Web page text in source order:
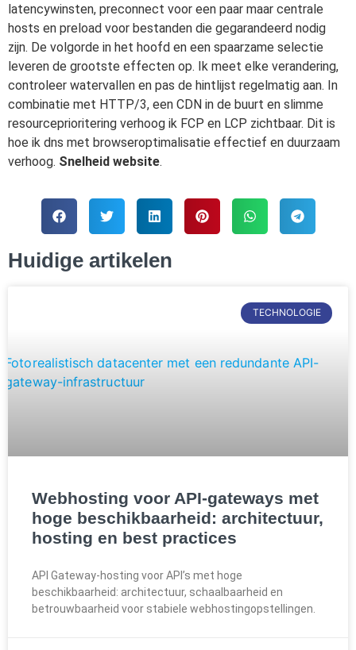
latencywinsten, preconnect voor een paar maar centrale
hosts en preload voor bestanden die gegarandeerd nodig
zijn. De volgorde in het hoofd en een spaarzame selectie
leveren de grootste effecten op. Ik meet elke verandering,
controleer watervallen en pas de hintlijst regelmatig aan. In
combinatie met HTTP/3, een CDN in de buurt en slimme
resourceprioritering verhoog ik FCP en LCP zichtbaar. Dit is
hoe ik dns met browseroptimalisatie effectief en duurzaam
verhoog. Snelheid website.
Huidige artikelen
TECHNOLOGIE
Webhosting voor API-gateways met
hoge beschikbaarheid: architectuur,
hosting en best practices
API Gateway-hosting voor API’s met hoge
beschikbaarheid: architectuur, schaalbaarheid en
betrouwbaarheid voor stabiele webhostingopstellingen.